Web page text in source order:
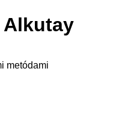
Alkutay
metódami